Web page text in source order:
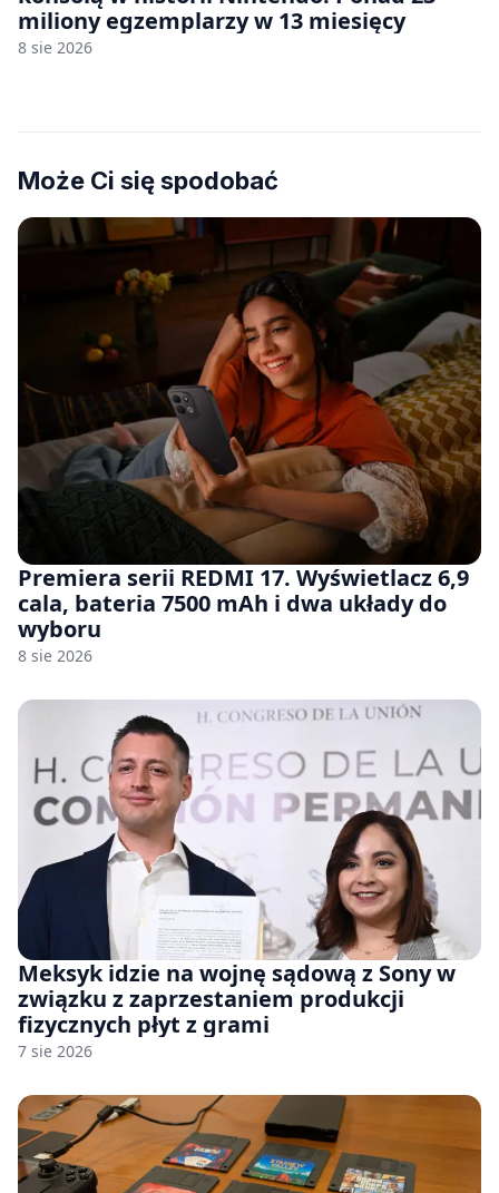
miliony egzemplarzy w 13 miesięcy
8 sie 2026
Może Ci się spodobać
Premiera serii REDMI 17. Wyświetlacz 6,9
cala, bateria 7500 mAh i dwa układy do
wyboru
8 sie 2026
Meksyk idzie na wojnę sądową z Sony w
związku z zaprzestaniem produkcji
fizycznych płyt z grami
7 sie 2026